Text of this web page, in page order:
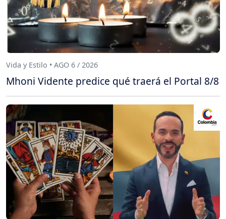
Vida y Estilo • AGO 6 / 2026
Mhoni Vidente predice qué traerá el Portal 8/8